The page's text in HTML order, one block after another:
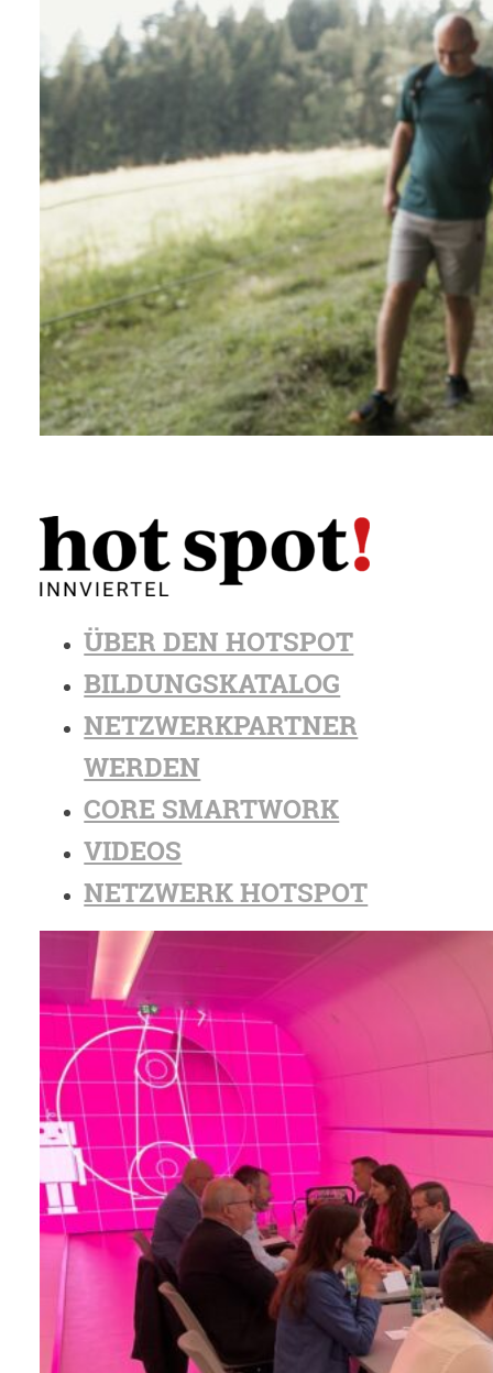
ÜBER DEN HOTSPOT
BILDUNGSKATALOG
NETZWERKPARTNER
WERDEN
CORE SMARTWORK
VIDEOS
NETZWERK HOTSPOT